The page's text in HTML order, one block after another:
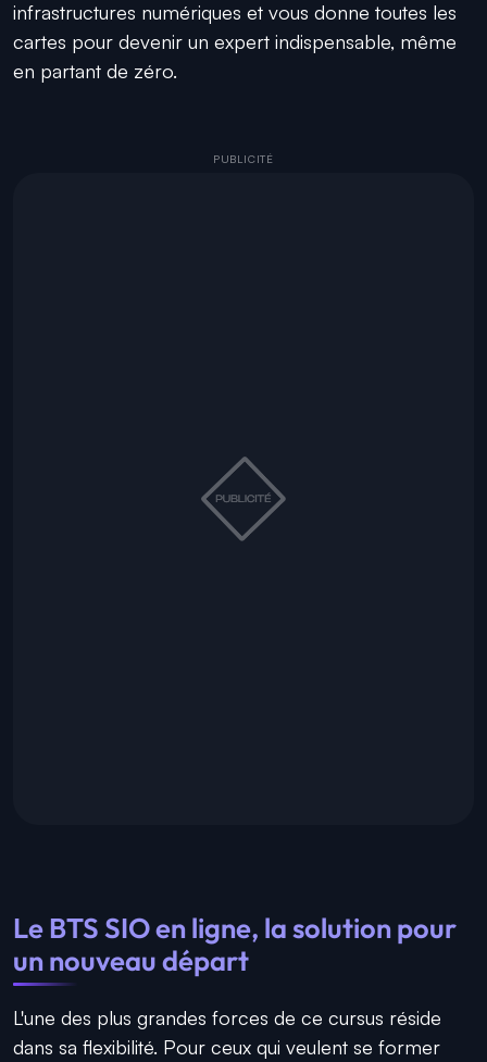
infrastructures numériques et vous donne toutes les
cartes pour devenir un expert indispensable, même
en partant de zéro.
Le BTS SIO en ligne, la solution pour
un nouveau départ
L'une des plus grandes forces de ce cursus réside
dans sa flexibilité. Pour ceux qui veulent se former